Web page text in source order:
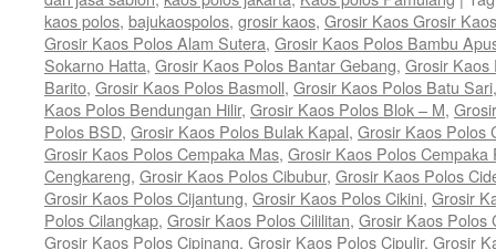
kaos polos, bajukaospolos, grosir kaos, Grosir Kaos Grosir
Grosir Kaos Polos Alam Sutera, Grosir Kaos Polos Bambu
Sokarno Hatta, Grosir Kaos Polos Bantar Gebang, Grosir Kaos
Barito, Grosir Kaos Polos Basmoll, Grosir Kaos Polos Batu Sari
Kaos Polos Bendungan Hilir, Grosir Kaos Polos Blok – M,
Polos BSD, Grosir Kaos Polos Bulak Kapal, Grosir Kaos Polos
Grosir Kaos Polos Cempaka Mas, Grosir Kaos Polos Cempaka
Cengkareng, Grosir Kaos Polos Cibubur, Grosir Kaos Polos
Grosir Kaos Polos Cijantung, Grosir Kaos Polos Cikini, Grosir
Polos Cilangkap, Grosir Kaos Polos Cililitan, Grosir Kaos Polos
Grosir Kaos Polos Cipinang, Grosir Kaos Polos Cipulir, Grosir